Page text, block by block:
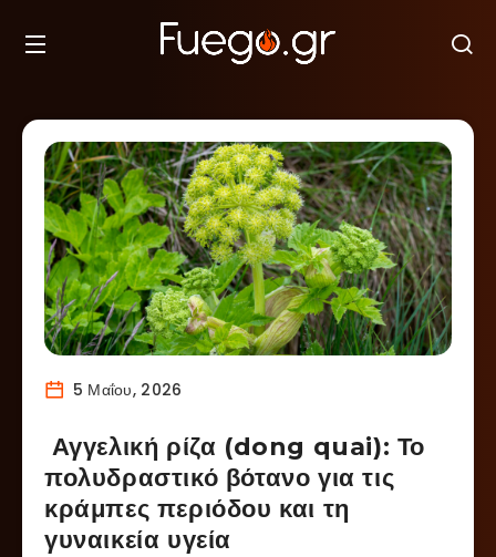
5 Μαΐου, 2026
Αγγελική ρίζα (dong quai): Το
πολυδραστικό βότανο για τις
κράμπες περιόδου και τη
γυναικεία υγεία